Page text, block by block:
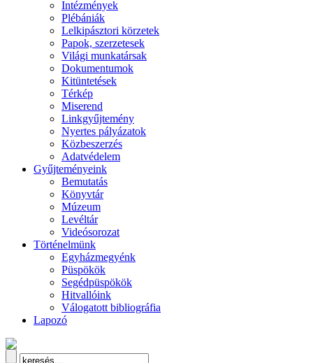
Intézmények
Plébániák
Lelkipásztori körzetek
Papok, szerzetesek
Világi munkatársak
Dokumentumok
Kitüntetések
Térkép
Miserend
Linkgyűjtemény
Nyertes pályázatok
Közbeszerzés
Adatvédelem
Gyűjteményeink
Bemutatás
Könyvtár
Múzeum
Levéltár
Videósorozat
Történelmünk
Egyházmegyénk
Püspökök
Segédpüspökök
Hitvallóink
Válogatott bibliográfia
Lapozó